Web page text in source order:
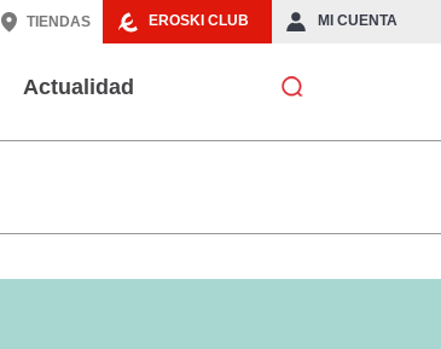
EROSKI CLUB MI CUENTA
TIENDAS
Actualidad